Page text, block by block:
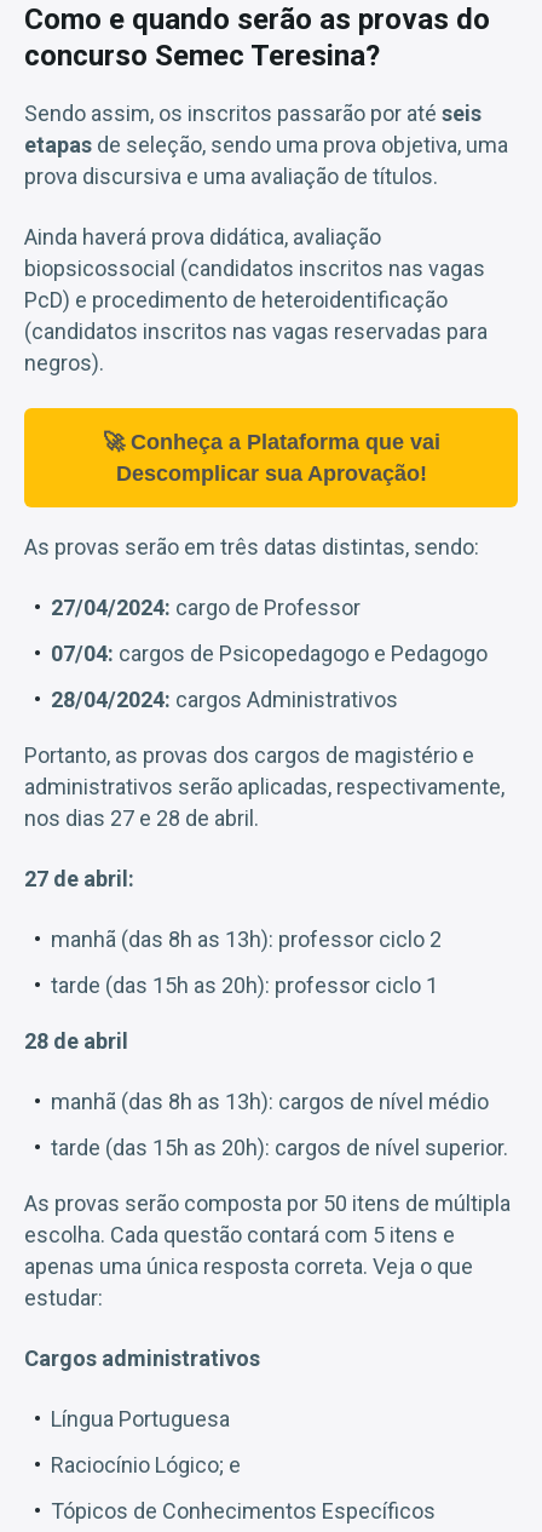
Como e quando serão as provas do
concurso Semec Teresina?
Sendo assim, os inscritos passarão por até seis
etapas de seleção, sendo uma prova objetiva, uma
prova discursiva e uma avaliação de títulos.
Ainda haverá prova didática, avaliação
biopsicossocial (candidatos inscritos nas vagas
PcD) e procedimento de heteroidentificação
(candidatos inscritos nas vagas reservadas para
negros).
🚀 Conheça a Plataforma que vai
Descomplicar sua Aprovação!
As provas serão em três datas distintas, sendo:
27/04/2024: cargo de Professor
07/04: cargos de Psicopedagogo e Pedagogo
28/04/2024: cargos Administrativos
Portanto, as provas dos cargos de magistério e
administrativos serão aplicadas, respectivamente,
nos dias 27 e 28 de abril.
27 de abril:
manhã (das 8h as 13h): professor ciclo 2
tarde (das 15h as 20h): professor ciclo 1
28 de abril
manhã (das 8h as 13h): cargos de nível médio
tarde (das 15h as 20h): cargos de nível superior.
As provas serão composta por 50 itens de múltipla
escolha. Cada questão contará com 5 itens e
apenas uma única resposta correta. Veja o que
estudar:
Cargos administrativos
Língua Portuguesa
Raciocínio Lógico; e
Tópicos de Conhecimentos Específicos